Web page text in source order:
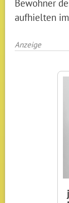
Bewohner
aufhielten
Anzeige